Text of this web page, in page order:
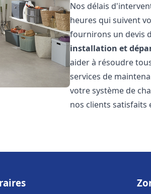
Nos délais
heures qui suivent
fournirons un devis
installation et
aider à résoudre
services de
votre système de
nos clients satisfaits